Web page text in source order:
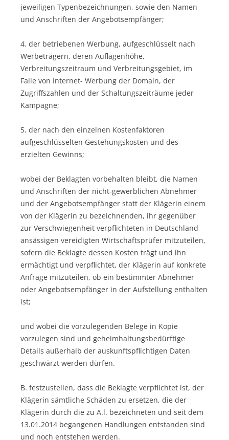
jeweiligen Typenbezeichnungen, sowie den Namen
und Anschriften der Angebotsempfänger;
4. der betriebenen Werbung, aufgeschlüsselt nach
Werbeträgern, deren Auflagenhöhe,
Verbreitungszeitraum und Verbreitungsgebiet, im
Falle von Internet- Werbung der Domain, der
Zugriffszahlen und der Schaltungszeiträume jeder
Kampagne;
5. der nach den einzelnen Kostenfaktoren
aufgeschlüsselten Gestehungskosten und des
erzielten Gewinns;
wobei der Beklagten vorbehalten bleibt, die Namen
und Anschriften der nicht-gewerblichen Abnehmer
und der Angebotsempfänger statt der Klägerin einem
von der Klägerin zu bezeichnenden, ihr gegenüber
zur Verschwiegenheit verpflichteten in Deutschland
ansässigen vereidigten Wirtschaftsprüfer mitzuteilen,
sofern die Beklagte dessen Kosten trägt und ihn
ermächtigt und verpflichtet, der Klägerin auf konkrete
Anfrage mitzuteilen, ob ein bestimmter Abnehmer
oder Angebotsempfänger in der Aufstellung enthalten
ist;
und wobei die vorzulegenden Belege in Kopie
vorzulegen sind und geheimhaltungsbedürftige
Details außerhalb der auskunftspflichtigen Daten
geschwärzt werden dürfen.
B. festzustellen, dass die Beklagte verpflichtet ist, der
Klägerin sämtliche Schäden zu ersetzen, die der
Klägerin durch die zu A.l. bezeichneten und seit dem
13.01.2014 begangenen Handlungen entstanden sind
und noch entstehen werden.